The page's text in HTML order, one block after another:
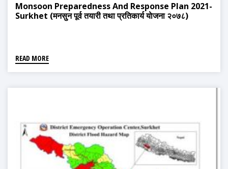
Monsoon Preparedness And Response Plan 2021-
Surkhet (मनसुन पूर्व तयारी तथा प्रतिकार्य याेजना २०७८)
READ MORE